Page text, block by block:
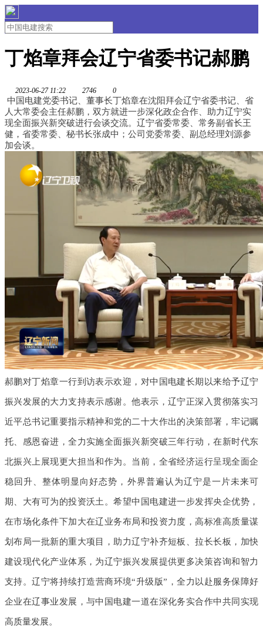
丁焰章拜会辽宁省委书记郝鹏
2023-06-27 11:22 2746 0
中国电建党委书记、董事长丁焰章在沈阳拜会辽宁省委书记、省
人大常委会主任郝鹏，双方就进一步深化政企合作、助力辽宁实
现全面振兴新突破进行会谈交流。辽宁省委常委、常务副省长王
健，省委常委、秘书长张成中；公司党委常委、副总经理刘源参
加会谈。
郝鹏对丁焰章一行到访表示欢迎，对中国电建长期以来给予辽宁
振兴发展的大力支持表示感谢。他表示，辽宁正深入贯彻落实习
近平总书记重要指示精神和党的二十大作出的决策部署，牢记嘱
托、感恩奋进，全力实施全面振兴新突破三年行动，在新时代东
北振兴上展现更大担当和作为。当前，全省经济运行呈现全面企
稳回升、整体明显向好态势，外界普遍认为辽宁是一片未来可
期、大有可为的投资沃土。希望中国电建进一步发挥央企优势，
在市场化条件下加大在辽业务布局和投资力度，高标准高质量谋
划布局一批新的重大项目，助力辽宁补齐短板、拉长长板，加快
建设现代化产业体系，为辽宁振兴发展提供更多决策咨询和智力
支持。辽宁将持续打造营商环境“升级版”，全力以赴服务保障好
企业在辽事业发展，与中国电建一道在深化务实合作中共同实现
高质量发展。